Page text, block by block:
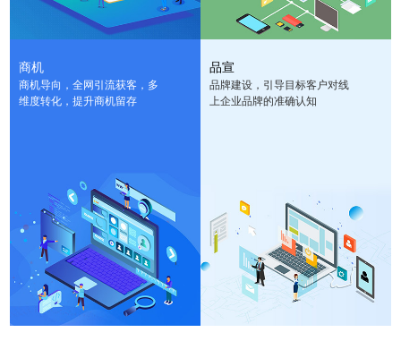
商机
商机导向，全网引流获客，多
维度转化，提升商机留存
品宣
品牌建设，引导目标客户对线
上企业品牌的准确认知